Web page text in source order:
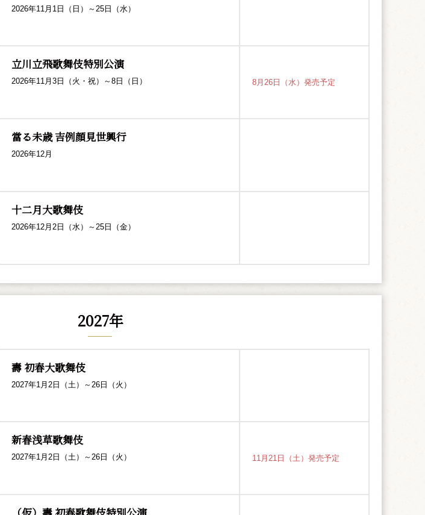
2026年11月1日（日）～25日（水）
立川立飛歌舞伎特別公演
2026年11月3日（火・祝）～8日（日） 8月26日（水）発売予定
當る未歳 吉例顔見世興行
2026年12月
十二月大歌舞伎
2026年12月2日（水）～25日（金）
2027年
壽 初春大歌舞伎
2027年1月2日（土）～26日（火）
新春浅草歌舞伎
2027年1月2日（土）～26日（火） 11月21日（土）発売予定